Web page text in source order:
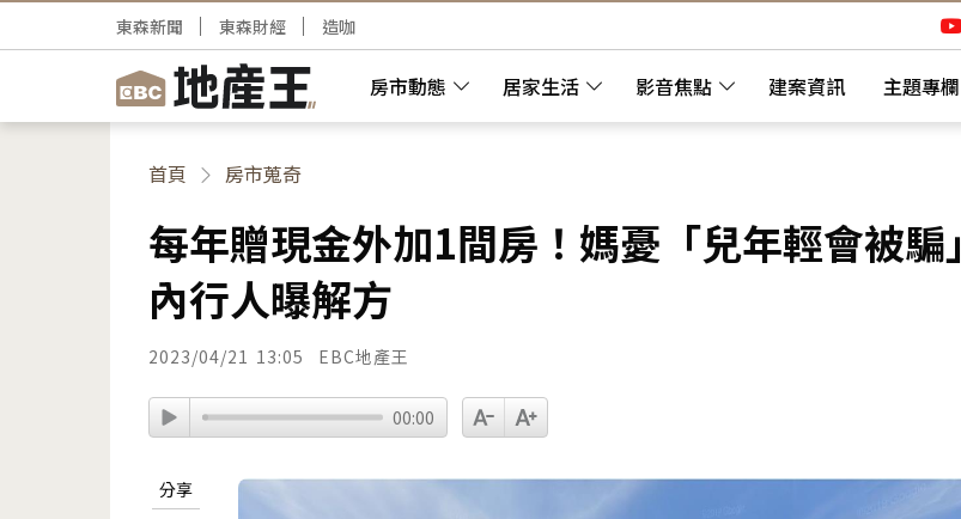
房市動態 居家生活 影音焦點 建案資訊 主題專欄
東森新聞 東森財經 造咖
首頁 房市蒐奇
每年贈現金外加1間房！媽憂「兒年輕會被騙」
內行人曝解方
2023/04/21 13:05 EBC地產王
00:00
分享